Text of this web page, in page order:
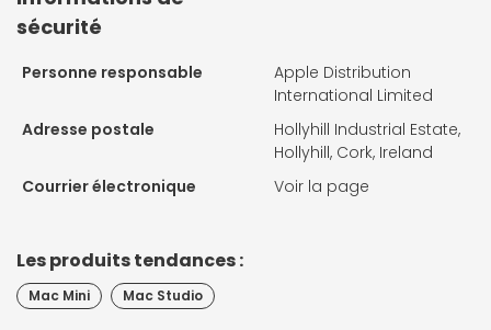
sécurité
Personne responsable
Apple Distribution
International Limited
Adresse postale
Hollyhill Industrial Estate,
Hollyhill, Cork, Ireland
Courrier électronique
Voir la page
Les produits tendances :
Mac Mini Mac Studio